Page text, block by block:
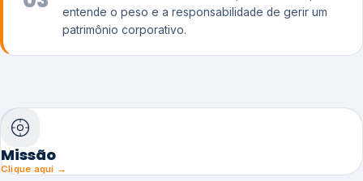
entende o peso e a responsabilidade de gerir um
patrimônio corporativo.
Missão
Clique aqui →